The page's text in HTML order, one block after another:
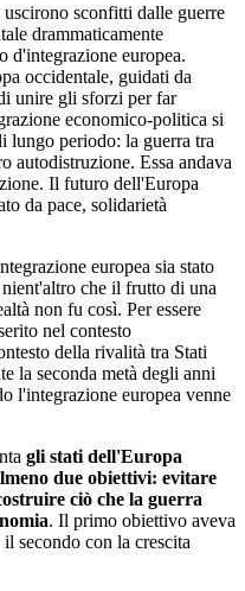
sconfitti dalle guerre
drammaticamente
d'integrazione europea.
occidentale, guidati da
unire gli sforzi per far
economico-politica si
lungo periodo: la guerra tra
autodistruzione. Essa andava
Il futuro dell'Europa
da pace, solidarietà
europea sia stato
che il frutto di una
non fu così. Per essere
nel contesto
della rivalità tra Stati
la seconda metà degli anni
l'integrazione europea venne
gli stati dell'Europa
due obiettivi: evitare
ciò che la guerra
. Il primo obiettivo aveva
secondo con la crescita